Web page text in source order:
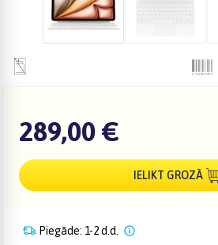
289,00 €
IELIKT GROZĀ
Piegāde: 1-2 d.d.